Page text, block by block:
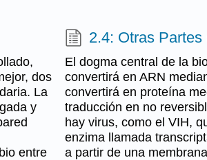
dos
La
y
entre
2.4: Otras
El dogma central de la
convertirá en ARN
convertirá en proteína
traducción en no
hay virus, como el VIH,
enzima llamada
a partir de una